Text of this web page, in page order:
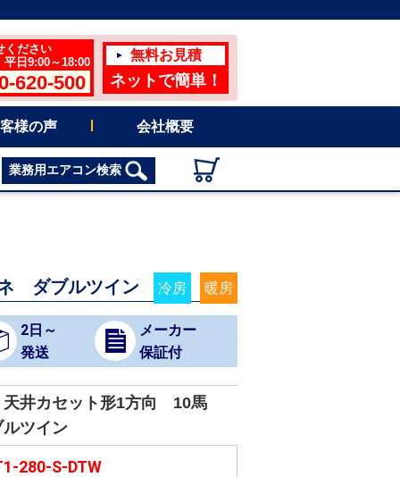
ください
日9:00～18:00
620-500
無料お見積
ネットで簡単！
様の声 会社概要
業務用エアコン検索
冷房 暖房
ダブルツイン
2日～
発送
メーカー
保証付
井カセット形1方向 10馬
ツイン
280-S-DTW